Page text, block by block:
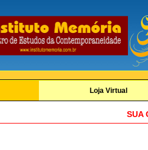
Loja Virtual
SUA